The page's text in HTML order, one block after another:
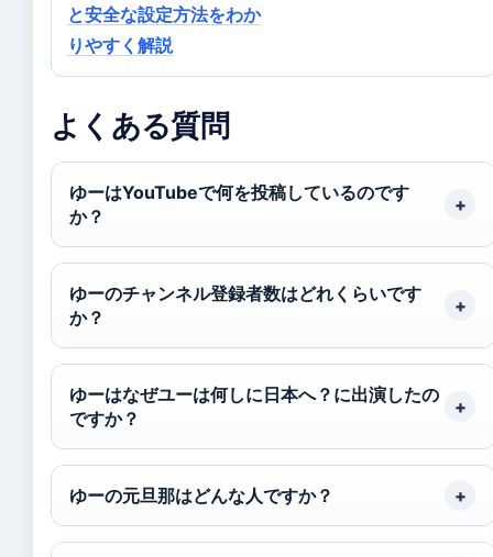
と安全な設定方法をわか
りやすく解説
よくある質問
ゆーはYouTubeで何を投稿しているのです
か？
ゆーのチャンネル登録者数はどれくらいです
か？
ゆーはなぜユーは何しに日本へ？に出演したの
ですか？
ゆーの元旦那はどんな人ですか？